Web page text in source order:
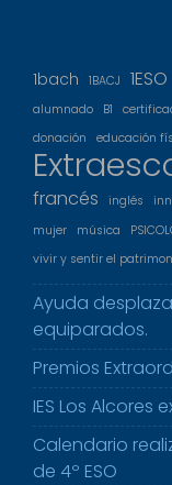
1bach 1BACJ 1ESO
alumnado
B1
donación
educación
francés
inglés
mujer
música
vivir y sentir el
Ayuda
equiparados.
Premios
IES Los
Calendario
de 4º ESO